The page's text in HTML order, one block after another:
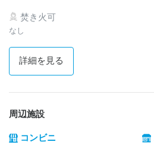
焚き火可
なし
詳細を見る
周辺施設
コンビニ